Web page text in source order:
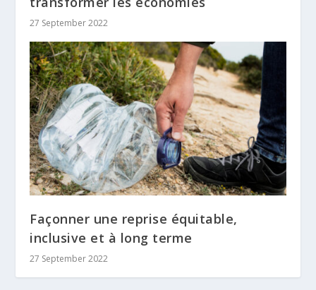
27 September 2022
Façonner une reprise équitable,
inclusive et à long terme
27 September 2022